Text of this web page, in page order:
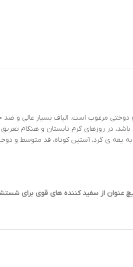
و دوختی مرغوب است. الیاف بسیار
در روزهای گرم تابستان و هنگام
یقه ی گرد، آستین کوتاه، قد متوسط